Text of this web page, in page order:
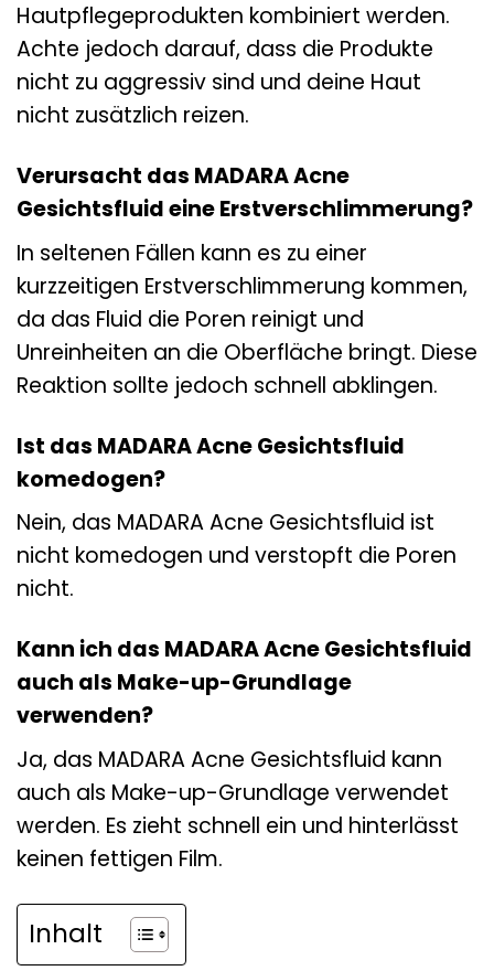
Hautpflegeprodukten kombiniert werden.
Achte jedoch darauf, dass die Produkte
nicht zu aggressiv sind und deine Haut
nicht zusätzlich reizen.
Verursacht das MADARA Acne
Gesichtsfluid eine Erstverschlimmerung?
In seltenen Fällen kann es zu einer
kurzzeitigen Erstverschlimmerung kommen,
da das Fluid die Poren reinigt und
Unreinheiten an die Oberfläche bringt. Diese
Reaktion sollte jedoch schnell abklingen.
Ist das MADARA Acne Gesichtsfluid
komedogen?
Nein, das MADARA Acne Gesichtsfluid ist
nicht komedogen und verstopft die Poren
nicht.
Kann ich das MADARA Acne Gesichtsfluid
auch als Make-up-Grundlage
verwenden?
Ja, das MADARA Acne Gesichtsfluid kann
auch als Make-up-Grundlage verwendet
werden. Es zieht schnell ein und hinterlässt
keinen fettigen Film.
Inhalt